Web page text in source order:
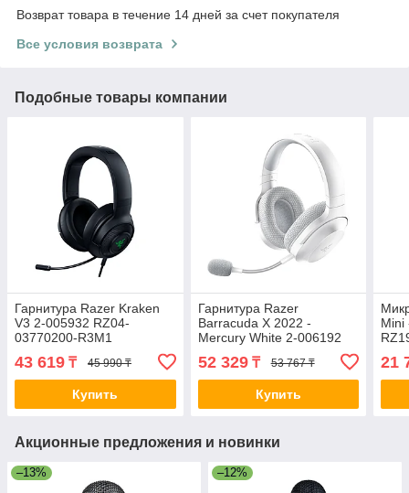
Возврат товара в течение 14 дней за счет покупателя
Все условия возврата
Подобные товары компании
Гарнитура Razer Kraken
V3 2-005932 RZ04-
03770200-R3M1
43 619 ₸ 45 990 ₸
Купить
Гарнитура Razer
Barracuda X 2022 -
Mercury White 2-006192
RZ04-04430200-R3M1
52 329₸ 53 767 ₸
Купить
Mini
21
Акционные предложения и новинки
–13% –12%